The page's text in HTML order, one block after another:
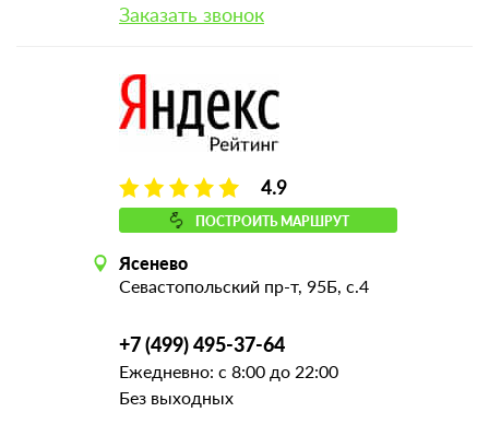
Заказать звонок
4.9
ПОСТРОИТЬ МАРШРУТ
Ясенево
Севастопольский пр-т, 95Б, с.4
+7 (499) 495-37-64
Ежедневно: с 8:00 до 22:00
Без выходных